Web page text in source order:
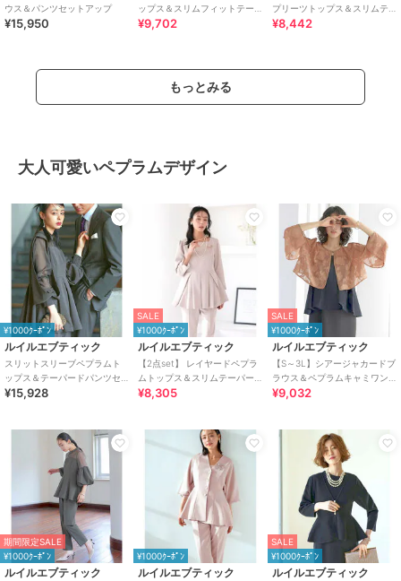
ウス＆パンツセットアップ
¥15,950
ップス＆スリムフィットテー
パードパンツドレス
¥9,702
プリーツトップス＆スリムテ
ーパードパンツ
¥8,442
もっとみる
大人可愛いペプラムデザイン
¥1000ｸｰﾎﾟﾝ
ルイルエブティック
スリットスリーブペプラムト
ップス＆テーパードパンツセ
ットアップ
¥15,928
SALE
¥1000ｸｰﾎﾟﾝ
ルイルエブティック
【2点set】 レイヤードペプラ
ムトップス＆スリムテーパー
ドパンツ
¥8,305
SALE
¥1000ｸｰﾎﾟﾝ
ルイルエブティック
【S～3L】シアージャカードブ
ラウス＆ペプラムキャミワン
ピース
¥9,032
期間限定SALE
¥1000ｸｰﾎﾟﾝ
ルイルエブティック
¥1000ｸｰﾎﾟﾝ
ルイルエブティック
SALE
¥1000ｸｰﾎﾟﾝ
ルイルエブティック